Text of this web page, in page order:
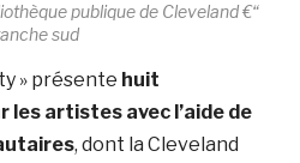
publique de Cleveland €“
sud
» présente huit
artistes avec l’aide de
, dont la Cleveland